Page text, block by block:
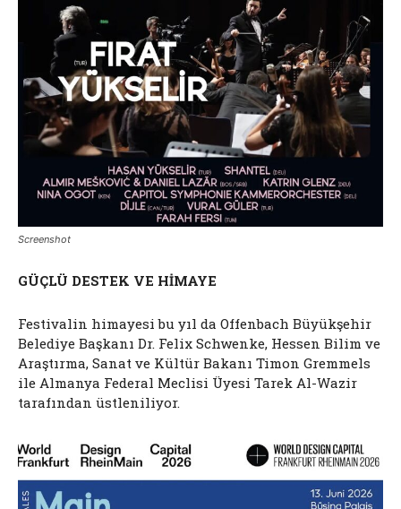
Screenshot
GÜÇLÜ DESTEK VE HİMAYE
Festivalin himayesi bu yıl da Offenbach Büyükşehir
Belediye Başkanı Dr. Felix Schwenke, Hessen Bilim ve
Araştırma, Sanat ve Kültür Bakanı Timon Gremmels
ile Almanya Federal Meclisi Üyesi Tarek Al-Wazir
tarafından üstleniliyor.